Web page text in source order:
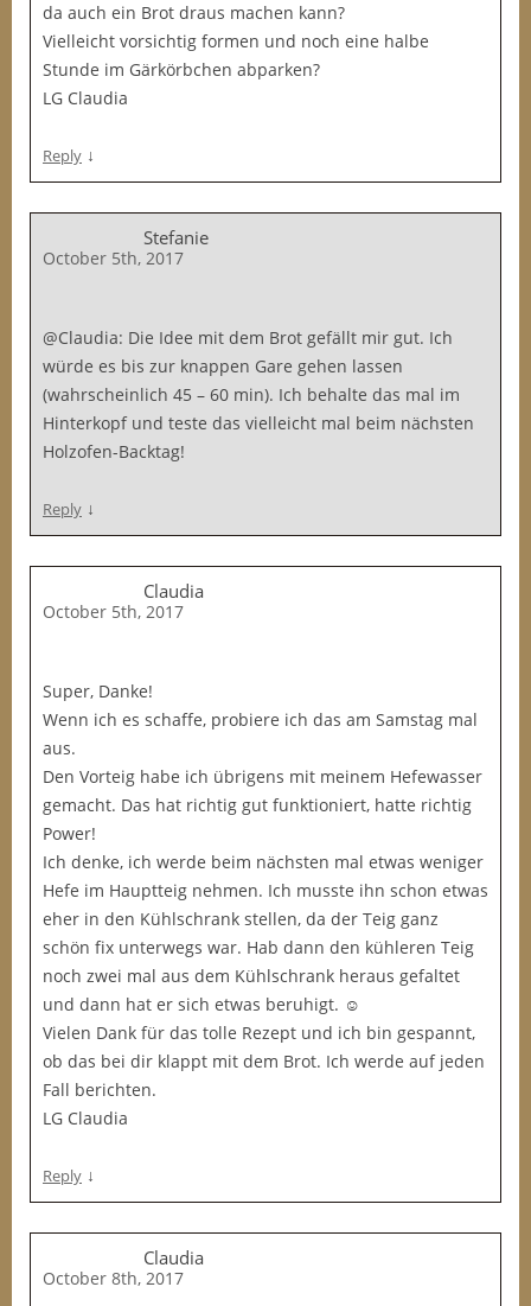
da auch ein Brot draus machen kann?
Vielleicht vorsichtig formen und noch eine halbe
Stunde im Gärkörbchen abparken?
LG Claudia
Reply ↓
Stefanie
October 5th, 2017
@Claudia: Die Idee mit dem Brot gefällt mir gut. Ich
würde es bis zur knappen Gare gehen lassen
(wahrscheinlich 45 – 60 min). Ich behalte das mal im
Hinterkopf und teste das vielleicht mal beim nächsten
Holzofen-Backtag!
Reply ↓
Claudia
October 5th, 2017
Super, Danke!
Wenn ich es schaffe, probiere ich das am Samstag mal
aus.
Den Vorteig habe ich übrigens mit meinem Hefewasser
gemacht. Das hat richtig gut funktioniert, hatte richtig
Power!
Ich denke, ich werde beim nächsten mal etwas weniger
Hefe im Hauptteig nehmen. Ich musste ihn schon etwas
eher in den Kühlschrank stellen, da der Teig ganz
schön fix unterwegs war. Hab dann den kühleren Teig
noch zwei mal aus dem Kühlschrank heraus gefaltet
und dann hat er sich etwas beruhigt. ☺️
Vielen Dank für das tolle Rezept und ich bin gespannt,
ob das bei dir klappt mit dem Brot. Ich werde auf jeden
Fall berichten.
LG Claudia
Reply ↓
Claudia
October 8th, 2017